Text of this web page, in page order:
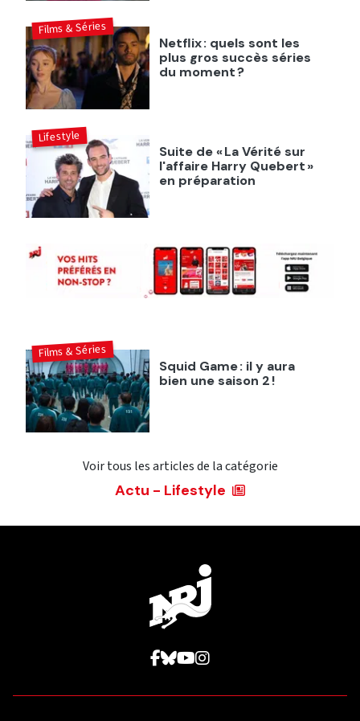
Netflix : quels sont les
plus gros succès séries
du moment ?
Films & Séries
Suite de « La Vérité sur
l'affaire Harry Quebert »
en préparation
Lifestyle
Squid Game : il y aura
bien une saison 2 !
Films & Séries
Voir tous les articles de la catégorie
Actu - Lifestyle